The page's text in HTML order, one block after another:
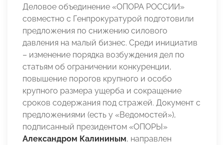
Деловое объединение «ОПОРА РОССИИ»
совместно с Генпрокуратурой подготовили
предложения по снижению силового
давления на малый бизнес. Среди инициатив
– изменение порядка возбуждения дел по
статьям об ограничении конкуренции,
повышение порогов крупного и особо
крупного размера ущерба и сокращение
сроков содержания под стражей. Документ с
предложениями (есть у «Ведомостей»),
подписанный президентом «ОПОРЫ»
Александром Калининым, направлен